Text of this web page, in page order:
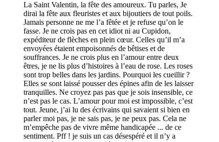
La Saint Valentin, la fête des amoureux. Tu parles, Je
dirai la fête aux fleuristes et aux bijoutiers de tout poils.
Jamais personne ne me l’a fêtée et je refuse qu’on le
fasse. Je ne crois pas en cet idiot ni au Cupidon,
expéditeur de flèches en plein cœur. Celles qu’il m’a
envoyées étaient empoisonnés de bêtises et de
souffrances. Je ne crois plus en l’amour entre deux
êtres, je ne lis plus d’histoires à l’eau de rose. Les roses
sont trop belles dans les jardins. Pourquoi les cueillir ?
Elles se sont laissé pousser des épines afin de les laisser
tranquilles. Ne croyez pas pas que je sois insensible, ce
n’est pas le cas. L’amour pour moi est impossible, c’est
tout. Jeune, j’ai lu des écrivains qui savaient si bien en
parler moi pas, je ne sais pas, je ne peux pas. Cela ne
m’empêche pas de vivre même handicapée ... de ce
sentiment. Pff ! je suis un cas désespéré et il n’y a